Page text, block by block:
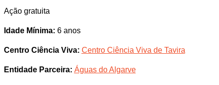
Ação gratuita
Idade Mínima: 6 anos
Centro Ciência Viva: Centro Ciência Viva de Tavira
Entidade Parceira: Águas do Algarve